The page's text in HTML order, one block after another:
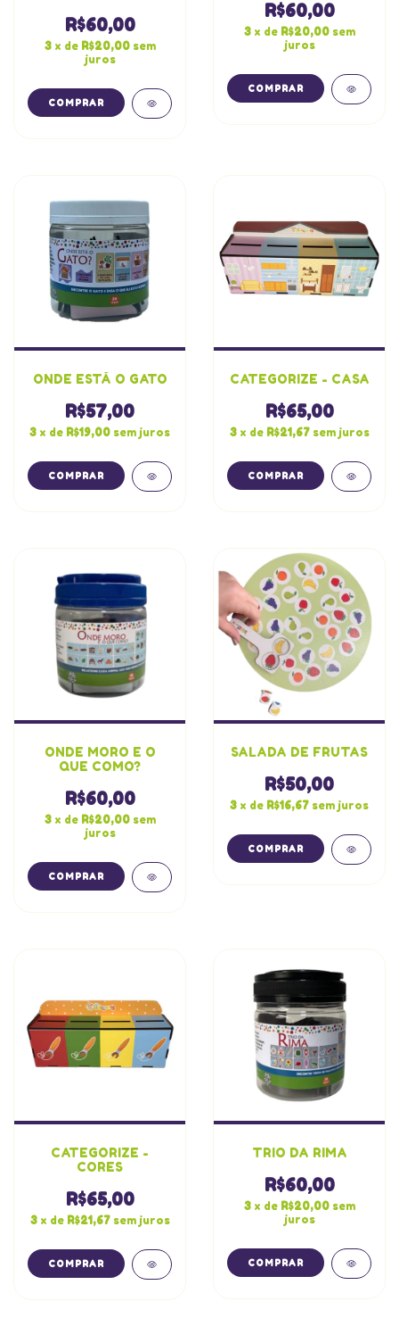
R$60,00
3 x de R$20,00 sem
juros
R$60,00
3 x de R$20,00 sem
juros
ONDE ESTÁ O GATO
R$57,00
3 x de R$19,00 sem juros
CATEGORIZE - CASA
R$65,00
3 x de R$21,67 sem juros
ONDE MORO E O
QUE COMO?
R$60,00
3 x de R$20,00 sem
juros
SALADA DE FRUTAS
R$50,00
3 x de R$16,67 sem juros
CATEGORIZE -
CORES
R$65,00
3 x de R$21,67 sem juros
TRIO DA RIMA
R$60,00
3 x de R$20,00 sem
juros